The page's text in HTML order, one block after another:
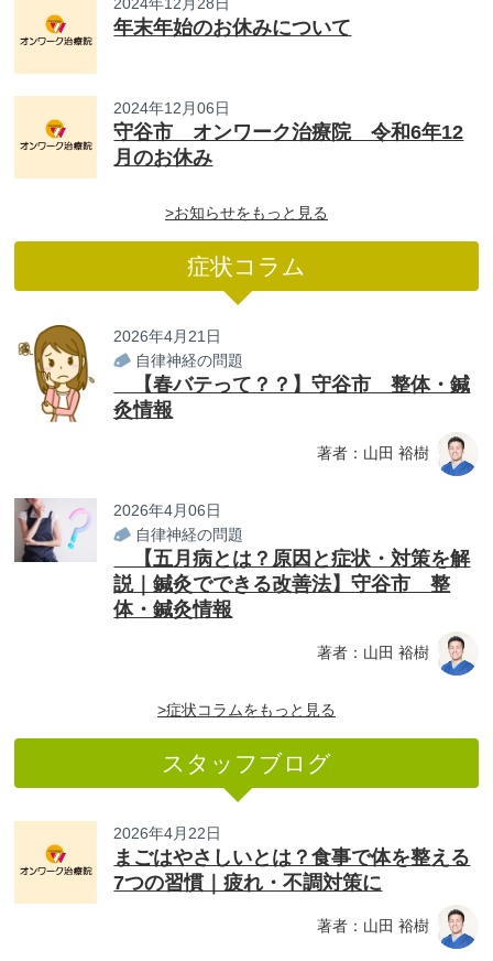
年末年始のお休みについて
2024年12月06日
守谷市 オンワーク治療院 令和6年12
月のお休み
>お知らせをもっと見る
症状コラム
2026年4月21日
自律神経の問題
【春バテって？？】守谷市 整体・鍼
灸情報
著者：山田 裕樹
2026年4月06日
自律神経の問題
【五月病とは？原因と症状・対策を解
説｜鍼灸でできる改善法】守谷市 整
体・鍼灸情報
著者：山田 裕樹
>症状コラムをもっと見る
スタッフブログ
2026年4月22日
まごはやさしいとは？食事で体を整える
7つの習慣｜疲れ・不調対策に
著者：山田 裕樹